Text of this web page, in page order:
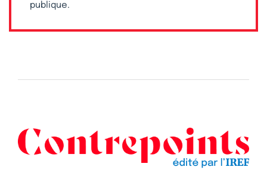
publique.